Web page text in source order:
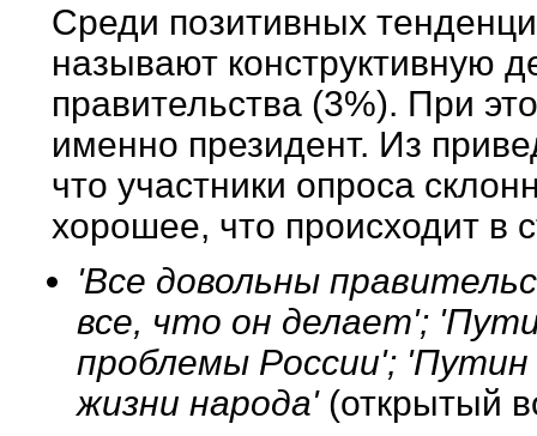
Среди позитивных
называют конструктивную
правительства (3%). При
именно президент. Из
что участники опроса
хорошее, что происходит в
'Все довольны
все, что он делает';
проблемы России';
жизни народа' (открытый